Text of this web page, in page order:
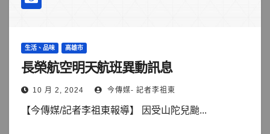
生活、品味 高雄市
長榮航空明天航班異動訊息
10 月 2, 2024 今傳媒- 記者李祖東
【今傳媒/記者李祖東報導】 因受山陀兒颱...